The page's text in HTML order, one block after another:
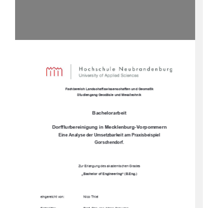
Fachbereich Landschaftswissenschaften und Geomatik
Studiengang Geodäsie und Messtechnik
Bachelorarbeit
Dorfflurbereinigung in Mecklenburg-Vorpommern
Eine Analyse der Umsetzbarkeit am Praxisbeispiel
Gorschendorf.
Zur Erlangung des akademischen Grades
„Bachelor of Engineering“ (B.Eng.)
eingereicht von: Nico Thiel